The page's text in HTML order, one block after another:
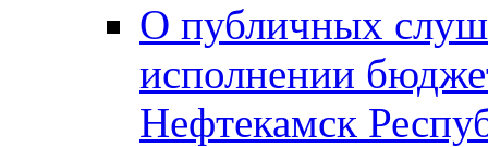
О публичных
исполнении
Нефтекамск